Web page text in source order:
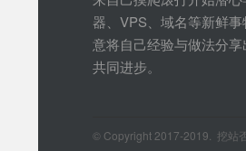
器、VPS、域名等新鲜
意将自己经验与做法分
共同进步。
© Copyright 2017-2019. 挖站